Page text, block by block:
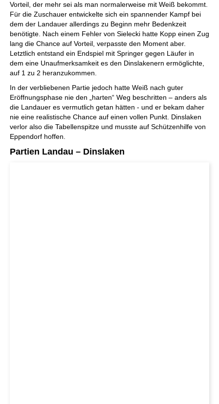
Vorteil, der mehr sei als man normalerweise mit Weiß bekommt.
Für die Zuschauer entwickelte sich ein spannender Kampf bei
dem der Landauer allerdings zu Beginn mehr Bedenkzeit
benötigte. Nach einem Fehler von Sielecki hatte Kopp einen Zug
lang die Chance auf Vorteil, verpasste den Moment aber.
Letztlich entstand ein Endspiel mit Springer gegen Läufer in
dem eine Unaufmerksamkeit es den Dinslakenern ermöglichte,
auf 1 zu 2 heranzukommen.
In der verbliebenen Partie jedoch hatte Weiß nach guter
Eröffnungsphase nie den „harten“ Weg beschritten – anders als
die Landauer es vermutlich getan hätten - und er bekam daher
nie eine realistische Chance auf einen vollen Punkt. Dinslaken
verlor also die Tabellenspitze und musste auf Schützenhilfe von
Eppendorf hoffen.
Partien Landau – Dinslaken